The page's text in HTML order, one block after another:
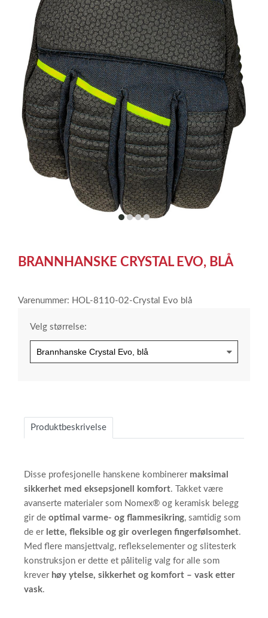
itemitemitemitem
of
BRANNHANSKE CRYSTAL EVO, BLÅ
Varenummer: HOL-8110-02-Crystal Evo blå
Velg størrelse:
Produktbeskrivelse
Disse profesjonelle hanskene kombinerer maksimal
sikkerhet med eksepsjonell komfort. Takket være
avanserte materialer som Nomex® og keramisk belegg
gir de optimal varme- og flammesikring, samtidig som
de er lette, fleksible og gir overlegen fingerfølsomhet.
Med flere mansjettvalg, reflekselementer og slitesterk
konstruksjon er dette et pålitelig valg for alle som
krever høy ytelse, sikkerhet og komfort – vask etter
vask.